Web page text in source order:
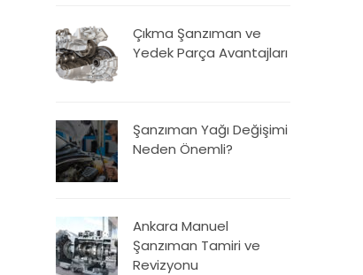
Çıkma Şanzıman ve
Yedek Parça Avantajları
Şanzıman Yağı Değişimi
Neden Önemli?
Ankara Manuel
Şanzıman Tamiri ve
Revizyonu